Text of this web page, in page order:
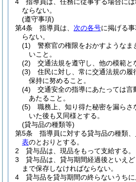
ならない。
(遵守事項)
第4条
指導員は、 次の各号に掲げる
らない。
(1)
警察官の権限をおかすようなま
いこと。
(2)
交通法規を遵守し、他の模範と
(3)
住民に対し、常に交通法規の履
保持に努めること。
(4)
交通安全の指導にあたっては言
あたること。
(5)
職務上、知り得た秘密を漏らさ
いた後も又同様とする。
(貸与品の種類等)
第5条
指導員に対する貸与品の種類
表のとおりとする。
2
貸与品は、現品をもって支給する。
3
貸与品は、貸与期間経過後といえ
まで保存しなければならない。
4
貸与品を貸与期間の終らないうち